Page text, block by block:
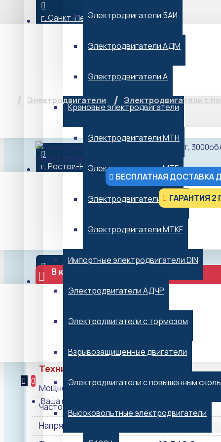
г. Санкт-Петербург
г. Ростов-На-Дону
г. Воронеж
0
Ваша корзина пуста!
Электродвигатели 5АИ
Электродвигатели АДМ
Электродвигатели А
Крановые электродвигатели
Электродвигатели МТН
Электродвигатели MTF
Электродвигатели МТКН
Электродвигатели MTKF
Импортные электродвигатели DIN
Электродвигатели АДЧР
Электродвигатели с тормозом
Взрывозащищенные двигатели
Электродвигатели с повышенным
Высоковольтные электродвигатели
Электродвигатели Электродвигатели с
БЕСПЛАТНАЯ ДОСТАВКА
ГАРАНТИЯ 2
*Не является публичной офертой
В корзину
Отправить заявку
Технические характеристики
Мощность, кВт
3.50
Частота вращения, об/мин
Напряжение, В